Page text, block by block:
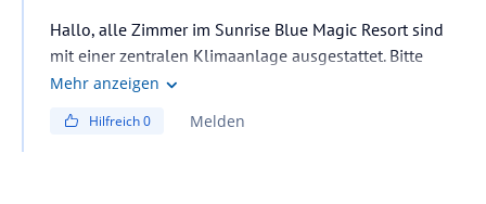
Hallo, alle Zimmer im Sunrise Blue Magic Resort sind
mit einer zentralen Klimaanlage ausgestattet. Bitte
beachten Sie, dass die Klimaanlage automatisch
geöffnet ist.
Mehr anzeigen
Hilfreich0 Melden